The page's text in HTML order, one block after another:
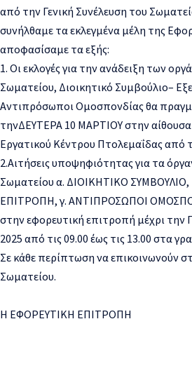
από την Γενική Συνέλευση του
συνήλθαμε τα εκλεγμένα μέλη της
αποφασίσαμε τα εξής:
1. Οι εκλογέςγια την ανάδειξη των
Σωματείου, Διοικητικό Συμβούλιο–
Αντιπρόσωποι Ομοσπονδίαςθα
τηνΔΕΥΤΕΡΑ 10 ΜΑΡΤΙΟΥστην
Εργατικού Κέντρου Πτολεμαΐδας από
2.Αιτήσεις υποψηφιότητας για τα
Σωματείου α. ΔΙΟΙΚΗΤΙΚΟ ΣΥΜΒΟΥΛΙΟ,
ΕΠΙΤΡΟΠΗ, γ. ΑΝΤΙΠΡΟΣΩΠΟΙ
στηνεφορευτική επιτροπή μέχρι την
2025 από τις 09.00 έως τις 13.00 στα
Σε κάθε περίπτωση να επικοινωνούν
Σωματείου.
Η ΕΦΟΡΕΥΤΙΚΗ ΕΠΙΤΡΟΠΗ